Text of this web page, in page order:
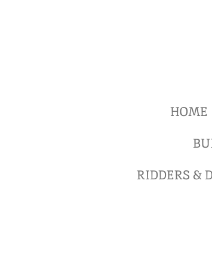
HOME
RIDDERS &